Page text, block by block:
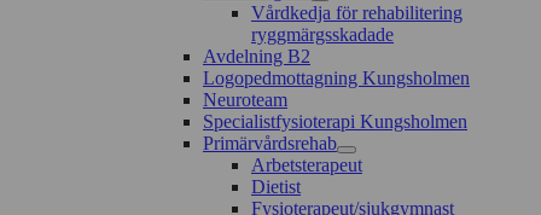
Vårdkedja för rehabilitering
ryggmärgsskadade
Avdelning B2
Logopedmottagning Kungsholmen
Neuroteam
Specialistfysioterapi Kungsholmen
Primärvårdsrehab
Arbetsterapeut
Dietist
Fysioterapeut/sjukgymnast